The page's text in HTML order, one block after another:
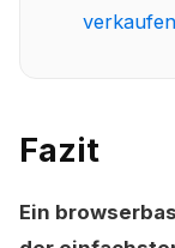
verkaufen
Fazit
Ein